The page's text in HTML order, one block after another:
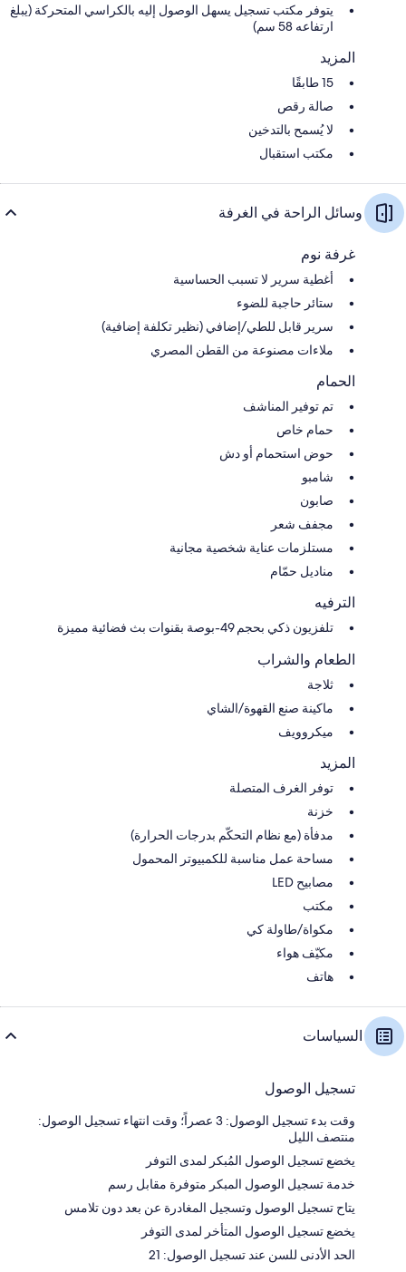
يتوفر مكتب تسجيل يسهل الوصول إليه بالكراسي المتحركة (يبلغ
ارتفاعه 58 سم)
المزيد
15 طابقًا
صالة رقص
لا يُسمح بالتدخين
مكتب استقبال
وسائل الراحة في الغرفة
غرفة نوم
أغطية سرير لا تسبب الحساسية
ستائر حاجبة للضوء
سرير قابل للطي/إضافي (نظير تكلفة إضافية)
ملاءات مصنوعة من القطن المصري
الحمام
تم توفير المناشف
حمام خاص
حوض استحمام أو دش
شامبو
صابون
مجفف شعر
مستلزمات عناية شخصية مجانية
مناديل حمّام
الترفيه
تلفزيون ذكي بحجم 49-بوصة بقنوات بث فضائية مميزة
الطعام والشراب
ثلاجة
ماكينة صنع القهوة/الشاي
ميكروويف
المزيد
توفر الغرف المتصلة
خزنة
مدفأة (مع نظام التحكّم بدرجات الحرارة)
مساحة عمل مناسبة للكمبيوتر المحمول
مصابيح LED
مكتب
مكواة/طاولة كي
مكيّف هواء
هاتف
السياسات
تسجيل الوصول
وقت بدء تسجيل الوصول: 3 عصراً؛ وقت انتهاء تسجيل الوصول:
منتصف الليل
يخضع تسجيل الوصول المُبكر لمدى التوفر
خدمة تسجيل الوصول المبكر متوفرة مقابل رسم
يتاح تسجيل الوصول وتسجيل المغادرة عن بعد دون تلامس
يخضع تسجيل الوصول المتأخر لمدى التوفر
الحد الأدنى للسن عند تسجيل الوصول: 21